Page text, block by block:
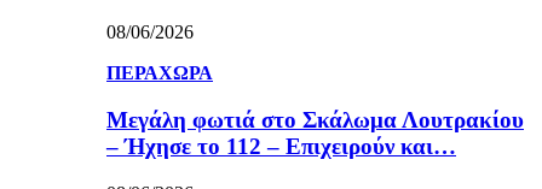
08/06/2026
ΠΕΡΑΧΩΡΑ
Μεγάλη φωτιά στο Σκάλωμα Λουτρακίου
– Ήχησε το 112 – Επιχειρούν και…